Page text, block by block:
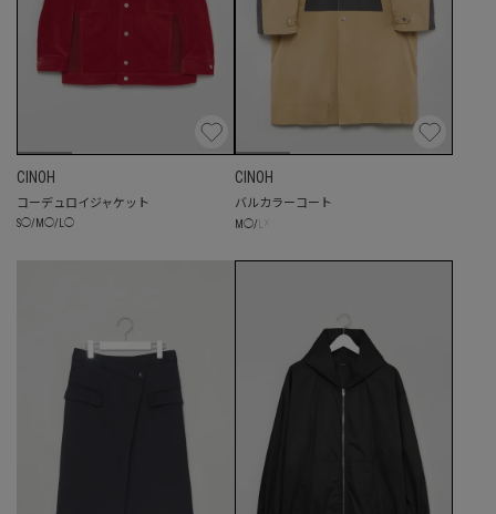
CINOH
コーデュロイジャケット
S◯/ M ◯/ L◯
CINOH
バルカラーコート
M ◯/